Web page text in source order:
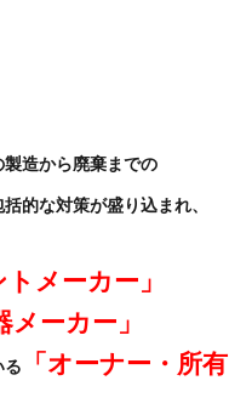
造から廃棄までの
括的な対策が盛り込まれ、
トメーカー」
メーカー」
る 「オーナー・ 所有